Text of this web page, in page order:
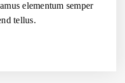
elementum semper
tellus.